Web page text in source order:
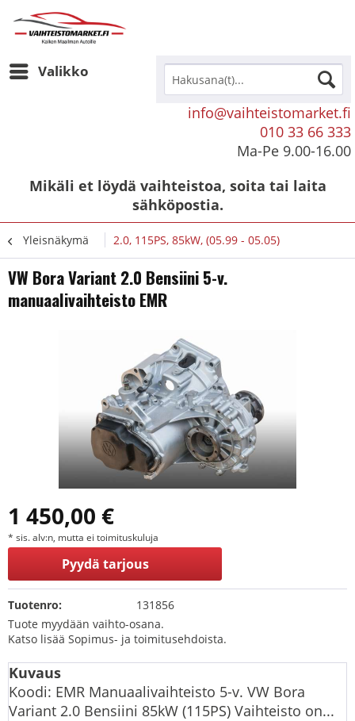
Valikko
info@vaihteistomarket.fi
010 33 66 333
Ma-Pe 9.00-16.00
Mikäli et löydä vaihteistoa, soita tai laita
sähköpostia.
Yleisnäkymä 2.0, 115PS, 85kW, (05.99 - 05.05)
VW Bora Variant 2.0 Bensiini 5-v.
manuaalivaihteisto EMR
1 450,00 €
* sis. alv:n, mutta ei toimituskuluja
Pyydä tarjous
Tuotenro:
131856
Tuote myydään vaihto-osana.
Katso lisää Sopimus- ja toimitusehdoista.
Kuvaus
Koodi: EMR Manuaalivaihteisto 5-v. VW Bora
Variant 2.0 Bensiini 85kW (115PS) Vaihteisto on...